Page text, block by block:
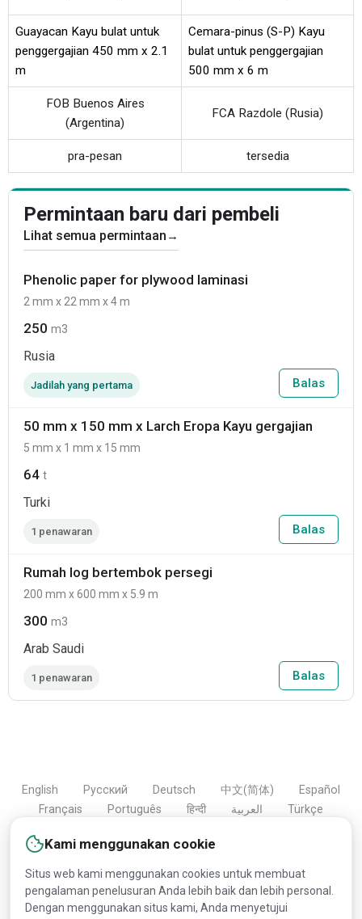
Guayacan Kayu bulat untuk
penggergajian 450 mm x 2.1
m
Cemara-pinus (S-P) Kayu
bulat untuk penggergajian
500 mm x 6 m
FOB Buenos Aires
(Argentina)
FCA Razdole (Rusia)
pra-pesan tersedia
Permintaan baru dari pembeli
Lihat semua permintaan →
Phenolic paper for plywood laminasi
2 mm x 22 mm x 4 m
250 m3
Rusia
Jadilah yang pertama Balas
50 mm x 150 mm x Larch Eropa Kayu gergajian
5 mm x 1 mm x 15 mm
64 t
Turki
1 penawaran Balas
Rumah log bertembok persegi
200 mm x 600 mm x 5.9 m
300 m3
Arab Saudi
1 penawaran Balas
Kami menggunakan cookie
Situs web kami menggunakan cookies untuk membuat
pengalaman penelusuran Anda lebih baik dan lebih personal.
Dengan menggunakan situs kami, Anda menyetujui
English Русский Deutsch 中文(简体)
Español
Français
Português हिन्दी العربية
Türkçe
Copyright © 2000-2026 Lesprom Network. Semua hak